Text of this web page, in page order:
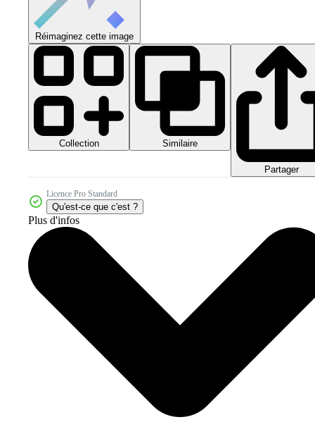
Réimaginez cette image
Collection Similaire
Partager
Licence Pro Standard
Qu'est-ce que c'est ?
Plus d'infos